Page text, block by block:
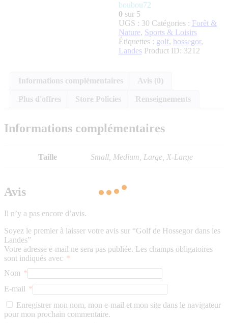
boubou72
0 sur 5
UGS : 30 Catégories : Forêt &
Nature, Sports & Loisirs
Étiquettes : golf, hossegor,
Landes Product ID: 3212
Informations complémentaires Avis (0)
Plus d'offres Store Policies Renseignements
Informations complémentaires
Taille Small, Medium, Large, X-Large
Avis
Il n’y a pas encore d’avis.
Soyez le premier à laisser votre avis sur “Golf de Hossegor dans les
Landes”
Votre adresse e-mail ne sera pas publiée. Les champs obligatoires
sont indiqués avec *
Nom *
E-mail *
Enregistrer mon nom, mon e-mail et mon site dans le navigateur
pour mon prochain commentaire.